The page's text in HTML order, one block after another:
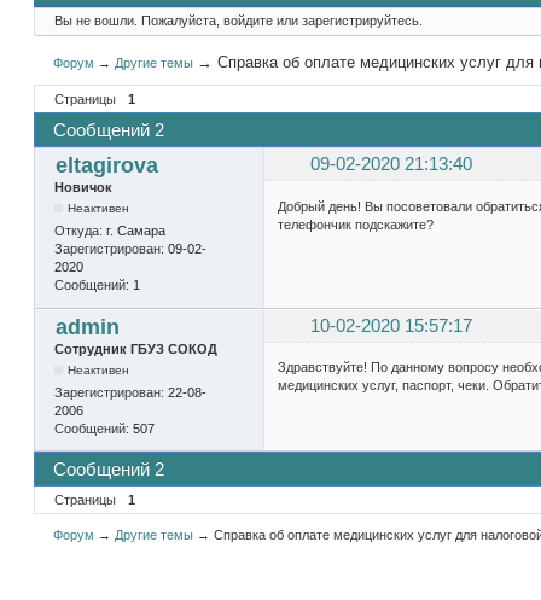
Вы не вошли. Пожалуйста, войдите или зарегистрируйтесь.
Форум → Другие темы →Справка об оплате медицинских услуг для
Страницы 1
Сообщений 2
eltagirova 09-02-2020 21:13:40
Новичок
Неактивен
Откуда: г. Самара
Зарегистрирован: 09-02-
2020
Сообщений: 1
Добрый день! Вы посоветовали
телефончик подскажите?
admin 10-02-2020 15:57:17
Сотрудник ГБУЗ СОКОД
Неактивен
Зарегистрирован: 22-08-
2006
Сообщений: 507
Здравствуйте! По данному вопросу
медицинских услуг, паспорт, чеки.
Сообщений 2
Страницы 1
Форум → Другие темы →Справка об оплате медицинских услуг для